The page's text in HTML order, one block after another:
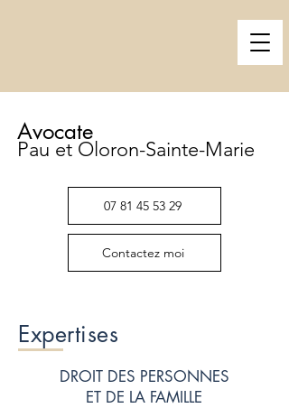
Avocate
Pau et Oloron-Sainte-Marie
07 81 45 53 29
Contactez moi
Expertises
DROIT DES PERSONNES
ET DE LA FAMILLE